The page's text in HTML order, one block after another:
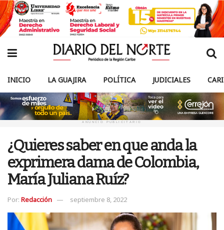
INICIO LA GUAJIRA POLÍTICA JUDICIALES
ANUNCIO PUBLICITARIO
¿Quieres saber en que anda la
exprimera dama de Colombia,
María Juliana Ruíz?
Por: Redacción septiembre 8, 2022